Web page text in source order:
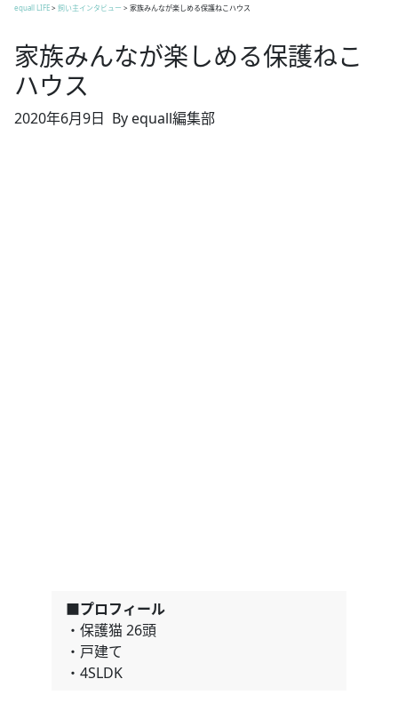
equall LIFE> 飼い主インタビュー > 家族みんなが楽しめる保護ねこハウス
家族みんなが楽しめる保護ねこ
ハウス
2020年6月9日 By equall編集部
■プロフィール
・保護猫 26頭
・戸建て
・4SLDK